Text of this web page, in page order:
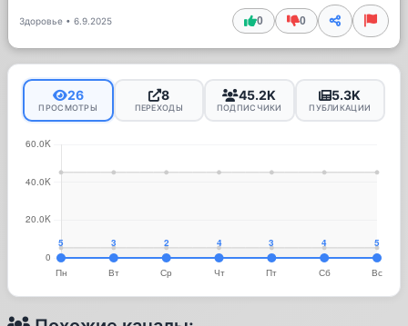
Здоровье • 6.9.2025 0 0
26
ПРОСМОТРЫ
8
ПЕРЕХОДЫ
45.2K
ПОДПИСЧИКИ
5.3K
ПУБЛИКАЦИИ